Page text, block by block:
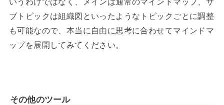
ブトピックは組織図といったようなトピックごとに調整
も可能なので、本当に自由に思考に合わせてマインドマ
ップを展開してみてください。
その他のツール